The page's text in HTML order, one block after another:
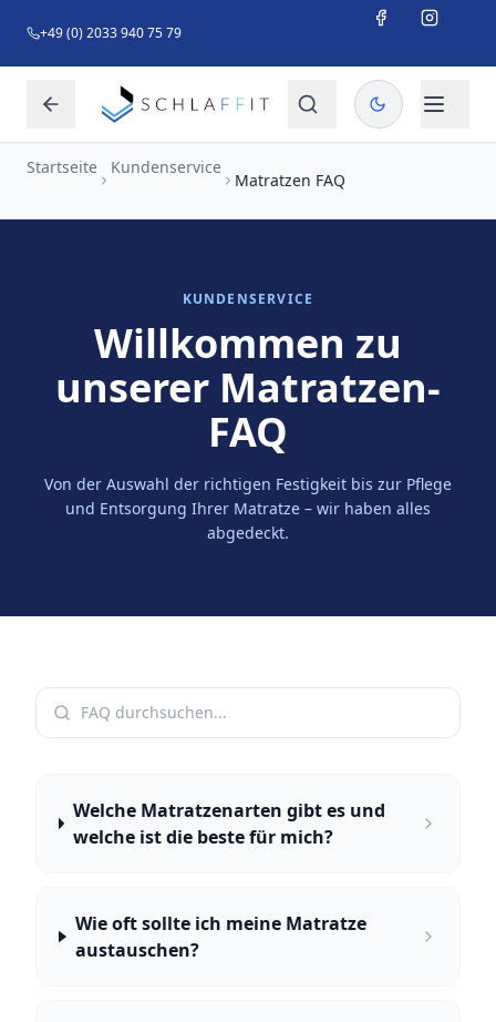
+49 (0) 2033 940 75 79
Startseite Kundenservice
Matratzen FAQ
KUNDENSERVICE
Willkommen zu
unserer Matratzen-
FAQ
Von der Auswahl der richtigen Festigkeit bis zur Pflege
und Entsorgung Ihrer Matratze – wir haben alles
abgedeckt.
Welche Matratzenarten gibt es und
welche ist die beste für mich?
Wie oft sollte ich meine Matratze
austauschen?